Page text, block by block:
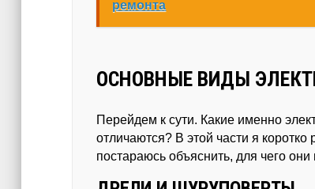
ремонта
ОСНОВНЫЕ ВИДЫ
Перейдем к сути. Какие именно
отличаются? В этой части я
постараюсь объяснить, для чего